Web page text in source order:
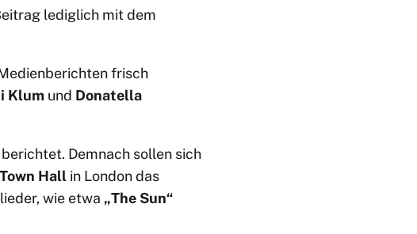
lediglich mit dem
frisch
Klum und Donatella
Demnach sollen sich
Hall in London das
wie etwa „The Sun“